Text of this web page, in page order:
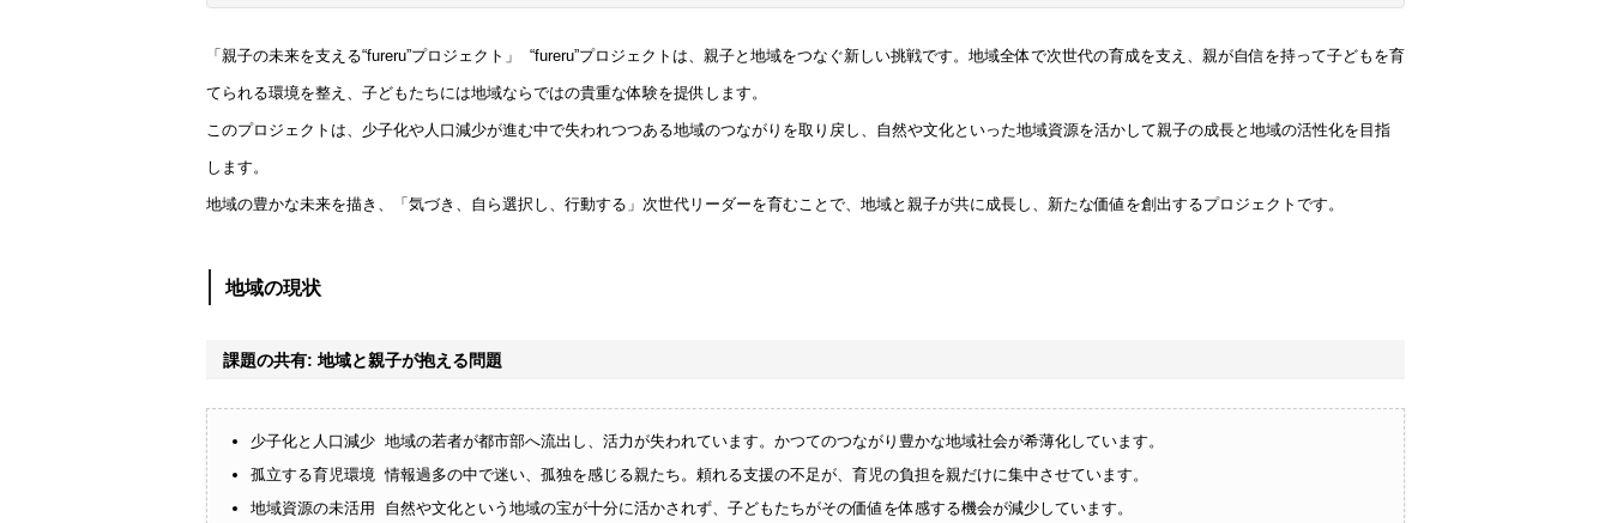
「親子の未来を支える“fureru”プロジェクト」 “fureru”プロジェクトは、親子と地域をつなぐ新しい挑戦です。地域全体で次世代の育成を支え、親が自信を持って子どもを育
てられる環境を整え、子どもたちには地域ならではの貴重な体験を提供します。
このプロジェクトは、少子化や人口減少が進む中で失われつつある地域のつながりを取り戻し、自然や文化といった地域資源を活かして親子の成長と地域の活性化を目指
します。
地域の豊かな未来を描き、「気づき、自ら選択し、行動する」次世代リーダーを育むことで、地域と親子が共に成長し、新たな価値を創出するプロジェクトです。
地域の現状
課題の共有: 地域と親子が抱える問題
少子化と人口減少 地域の若者が都市部へ流出し、活力が失われています。かつてのつながり豊かな地域社会が希薄化しています。
孤立する育児環境 情報過多の中で迷い、孤独を感じる親たち。頼れる支援の不足が、育児の負担を親だけに集中させています。
地域資源の未活用 自然や文化という地域の宝が十分に活かされず、子どもたちがその価値を体感する機会が減少しています。